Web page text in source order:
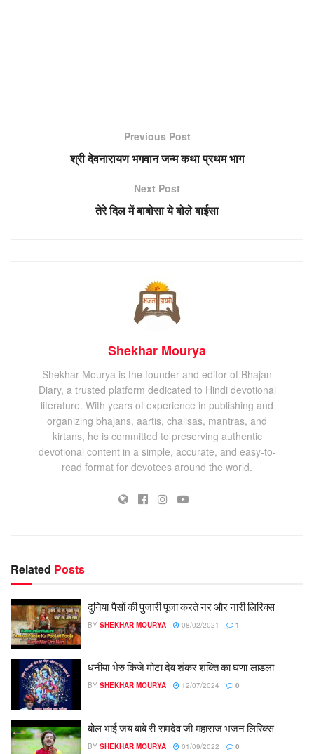
Previous Post
श्री देवनारायण भगवान जन्म कथा प्रथम भाग
Next Post
तेरे दिल में बाबोसा ये बोले बाईसा
Shekhar Mourya
Shekhar Mourya is the founder and editor of Bhajan
Diary, a trusted platform dedicated to Hindi devotional
literature. With years of experience in publishing and
organizing bhajans, aartis, chalisas, mantras, and
kirtans, he is committed to preserving authentic
devotional content in a simple, accurate, and easy-to-
read format for devotees around the world.
Related Posts
दुनिया पैसों की पुजारी पूजा करते नर और नारी लिरिक्स
BY SHEKHAR MOURYA 08/02/2021 1
धनीया भेरु किजे मोटा देव शंकर शक्ति का घणा लाडला
BY SHEKHAR MOURYA 12/07/2024 0
बोल भाई जय बाबे री रामदेव जी महाराज भजन लिरिक्स
BY SHEKHAR MOURYA 01/09/2022 0